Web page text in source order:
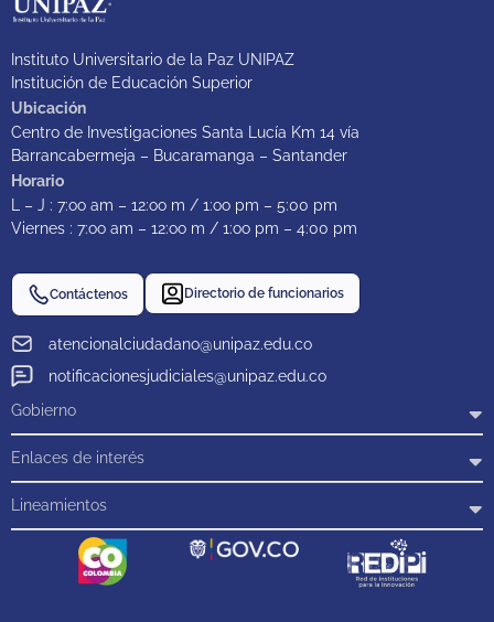
Instituto Universitario de la Paz UNIPAZ
Institución de Educación Superior
Ubicación
Centro de Investigaciones Santa Lucía Km 14 vía
Barrancabermeja – Bucaramanga – Santander
Horario
L – J : 7:oo am – 12:oo m / 1:oo pm – 5:00 pm
Viernes : 7:oo am – 12:oo m / 1:oo pm – 4:00 pm
atencionalciudadano@unipaz.edu.co
notificacionesjudiciales@unipaz.edu.co
Contáctenos Directorio de funcionarios
Gobierno
Enlaces de interés
Lineamientos